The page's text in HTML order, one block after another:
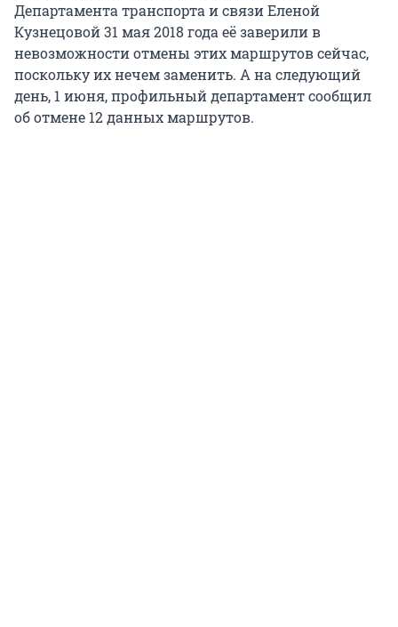
Департамента транспорта и связи Еленой
Кузнецовой 31 мая 2018 года её заверили в
невозможности отмены этих маршрутов сейчас,
поскольку их нечем заменить. А на следующий
день, 1 июня, профильный департамент сообщил
об отмене 12 данных маршрутов.